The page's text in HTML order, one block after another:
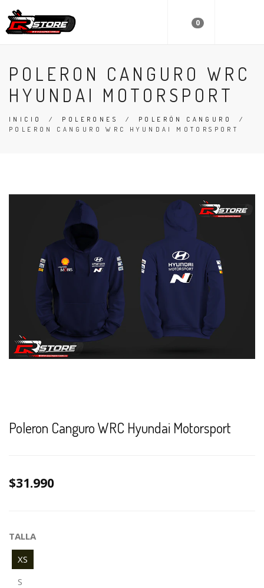
0
POLERON CANGURO WRC
HYUNDAI MOTORSPORT
INICIO / POLERONES / POLERÓN CANGURO
/
POLERON CANGURO WRC HYUNDAI MOTORSPORT
Poleron Canguro WRC Hyundai Motorsport
$31.990
TALLA
XS
S